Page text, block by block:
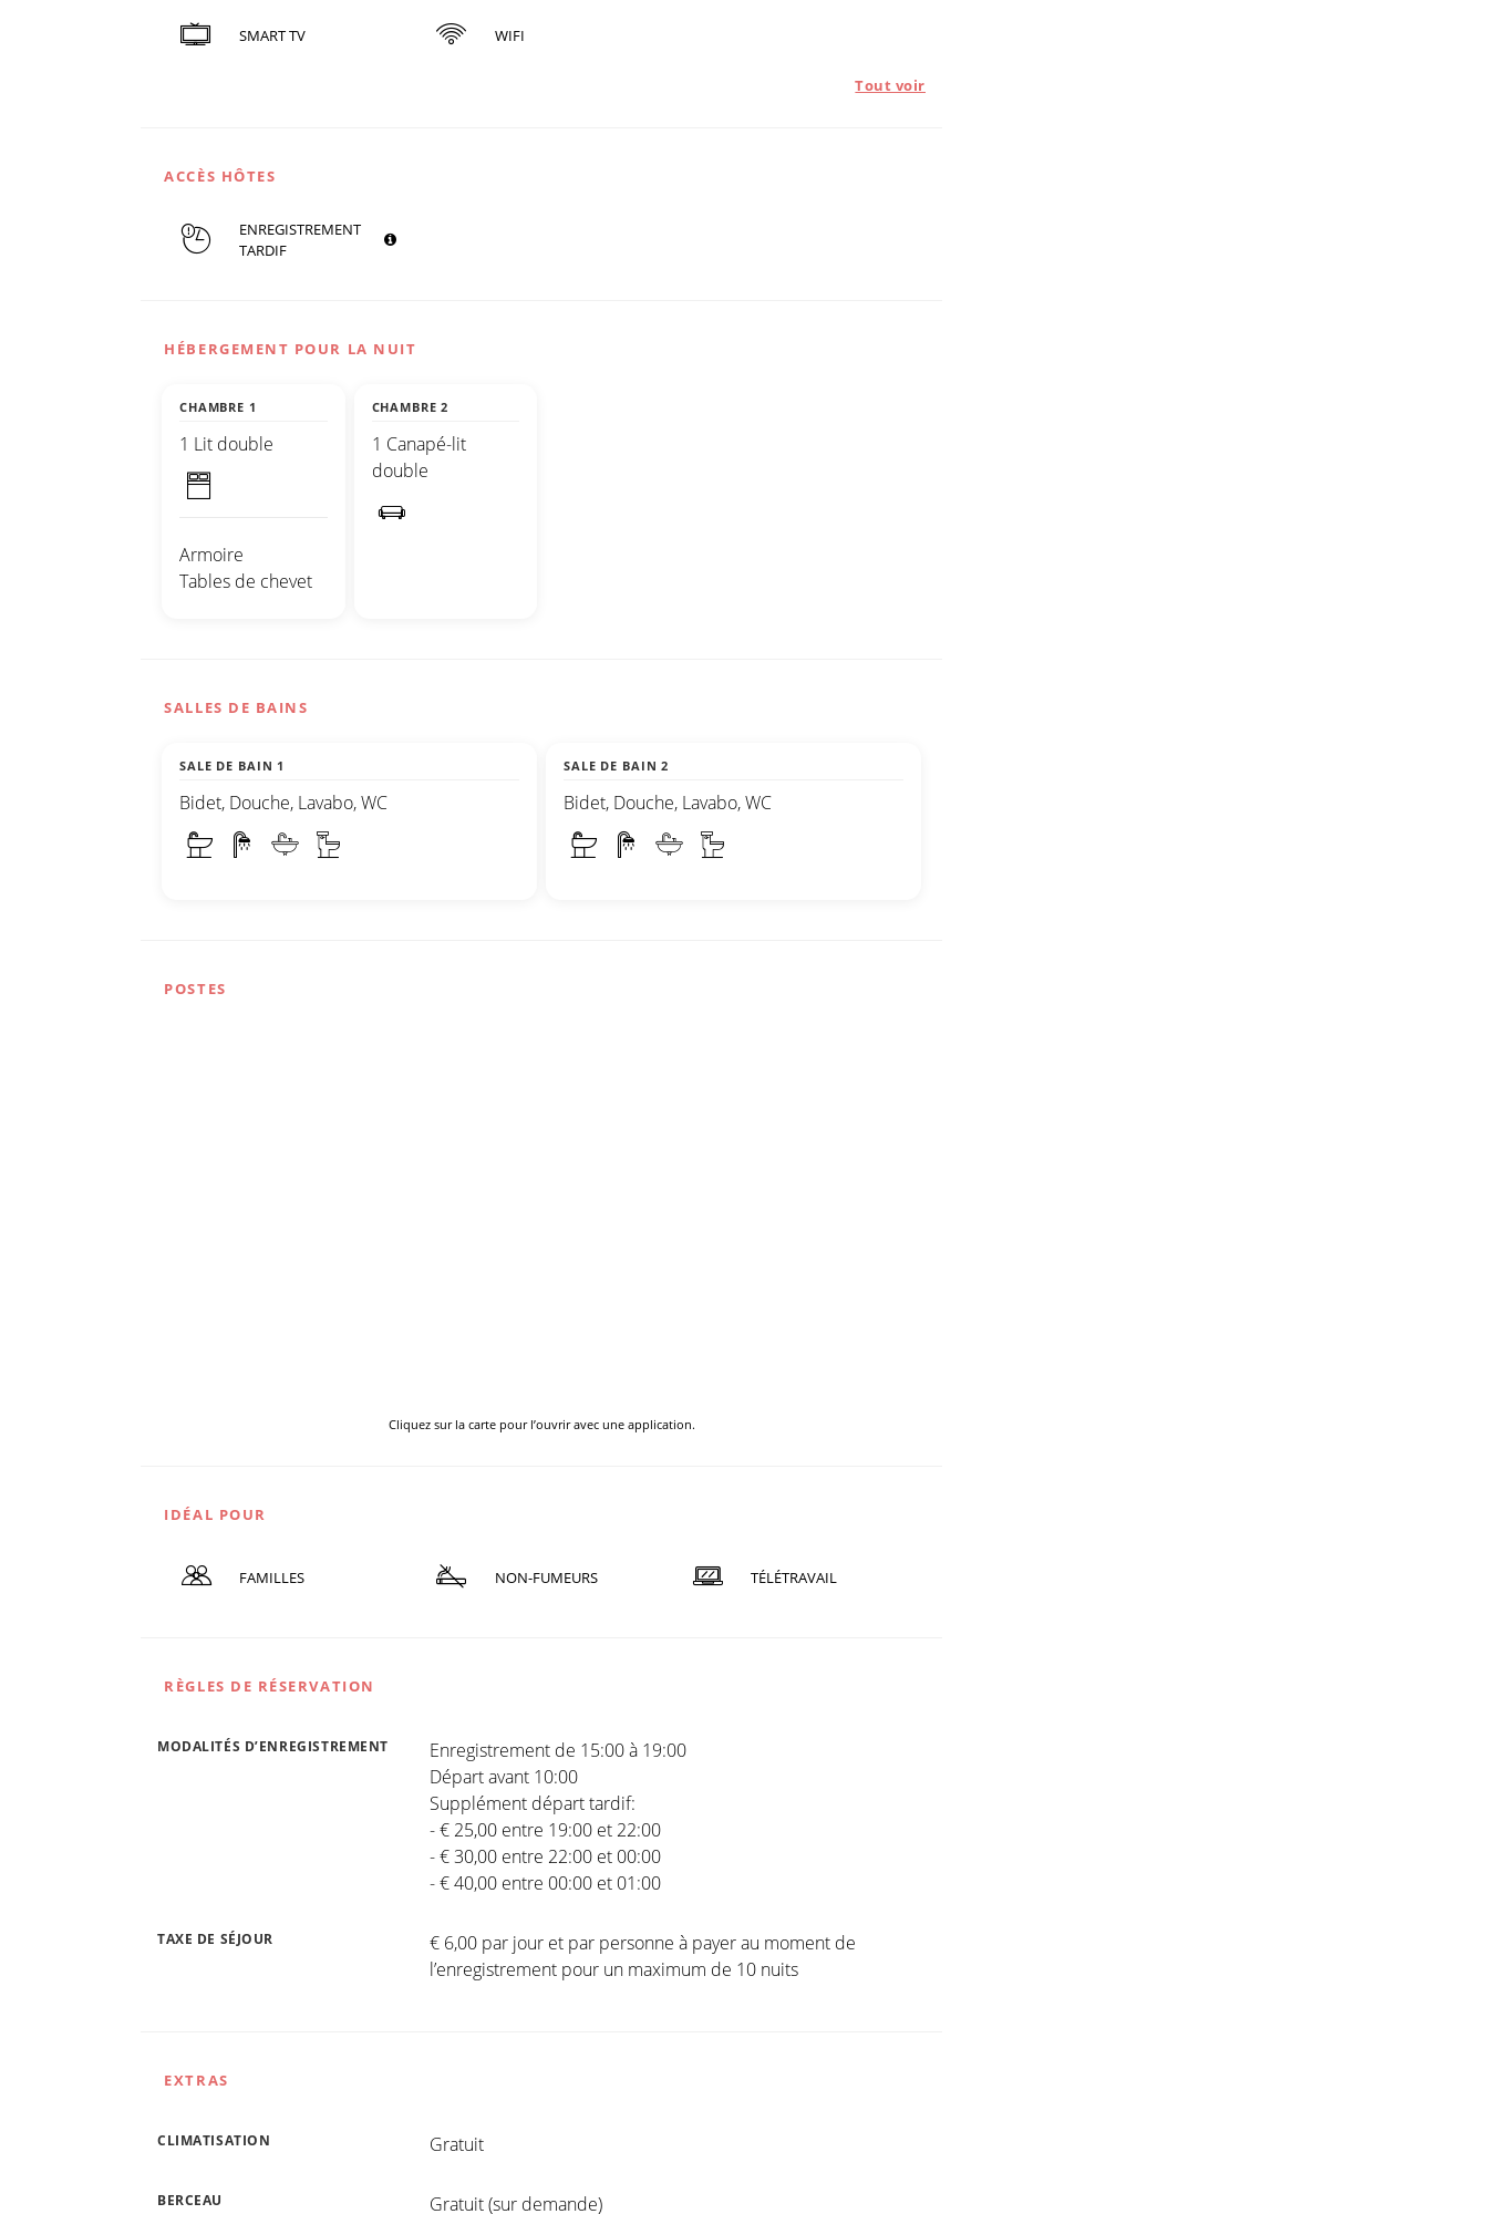
SMART TV WIFI
Tout voir
ACCÈS HÔTES
ENREGISTREMENT
TARDIF
HÉBERGEMENT POUR LA NUIT
CHAMBRE 1
1 Lit double
Armoire
Tables de chevet
CHAMBRE 2
1 Canapé-lit
double
SALLES DE BAINS
SALE DE BAIN 1
Bidet, Douche, Lavabo, WC
SALE DE BAIN 2
Bidet, Douche, Lavabo, WC
POSTES
Cliquez sur la carte pour l’ouvrir avec une application.
IDÉAL POUR
FAMILLES NON-FUMEURS TÉLÉTRAVAIL
RÈGLES DE RÉSERVATION
MODALITÉS D’ENREGISTREMENT
Enregistrement de 15:00 à 19:00
Départ avant 10:00
Supplément départ tardif:
- € 25,00 entre 19:00 et 22:00
- € 30,00 entre 22:00 et 00:00
- € 40,00 entre 00:00 et 01:00
TAXE DE SÉJOUR
€ 6,00 par jour et par personne à payer au moment de
l’enregistrement pour un maximum de 10 nuits
EXTRAS
CLIMATISATION Gratuit
BERCEAU Gratuit (sur demande)